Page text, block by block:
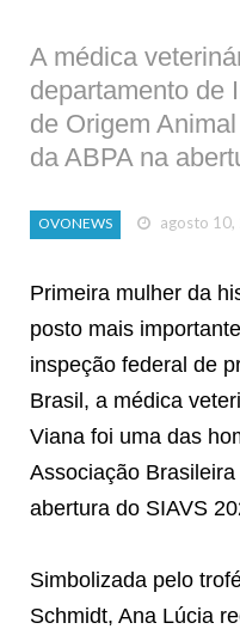
A médica
departamento de
de Origem
da ABPA na
OVONEWS agosto 10,
Primeira mulher da
posto mais
inspeção federal de
Brasil, a médica
Viana foi uma das
Associação
abertura do SIAVS
Simbolizada pelo
Schmidt, Ana Lúcia